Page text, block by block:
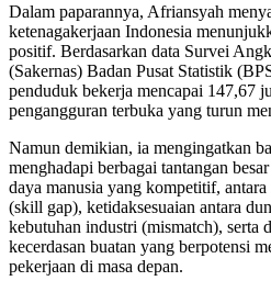
Dalam paparannya, Afriansyah
ketenagakerjaan Indonesia
positif. Berdasarkan data Survei
(Sakernas) Badan Pusat Statistik
penduduk bekerja mencapai 147,67
pengangguran terbuka yang turun
Namun demikian, ia mengingatkan
menghadapi berbagai tantangan
daya manusia yang kompetitif,
(skill gap), ketidaksesuaian antara
kebutuhan industri (mismatch), serta
kecerdasan buatan yang berpotensi
pekerjaan di masa depan.